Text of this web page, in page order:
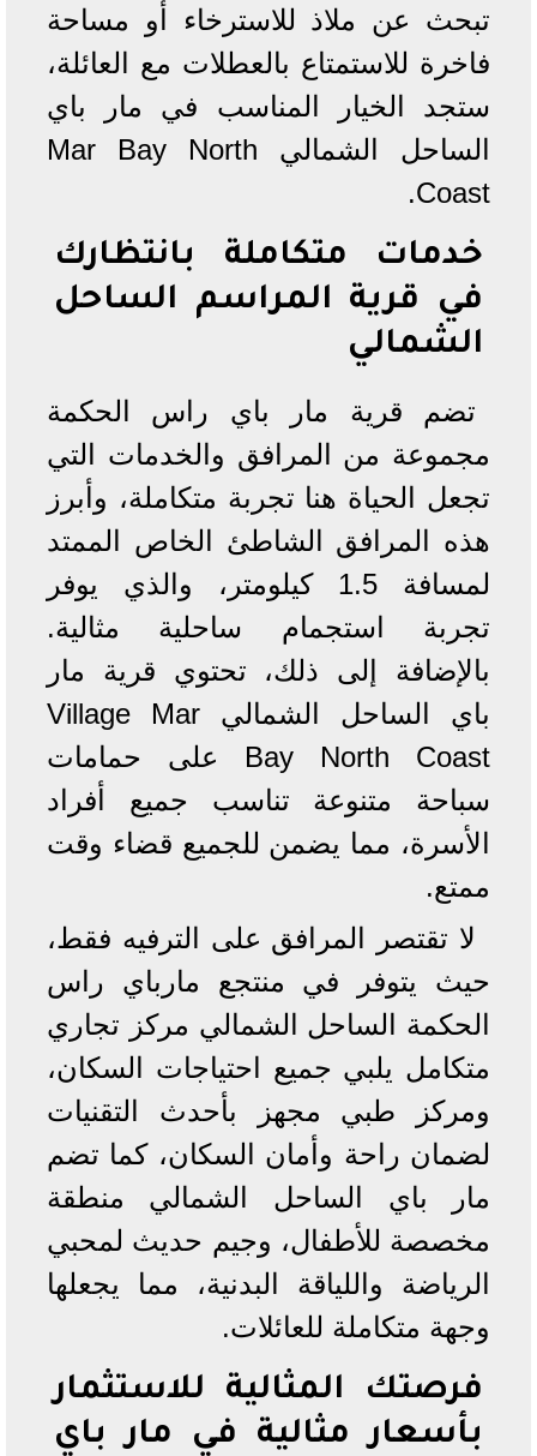
تبحث عن ملاذ للاسترخاء أو مساحة
فاخرة للاستمتاع بالعطلات مع العائلة،
ستجد الخيار المناسب في مار باي
الساحل الشمالي Mar Bay North
Coast.
خدمات متكاملة بانتظارك
في قرية المراسم الساحل
الشمالي
تضم قرية مار باي راس الحكمة
مجموعة من المرافق والخدمات التي
تجعل الحياة هنا تجربة متكاملة، وأبرز
هذه المرافق الشاطئ الخاص الممتد
لمسافة 1.5 كيلومتر، والذي يوفر
تجربة استجمام ساحلية مثالية.
بالإضافة إلى ذلك، تحتوي قرية مار
باي الساحل الشمالي Village Mar
Bay North Coast على حمامات
سباحة متنوعة تناسب جميع أفراد
الأسرة، مما يضمن للجميع قضاء وقت
ممتع.
لا تقتصر المرافق على الترفيه فقط،
حيث يتوفر في منتجع مارباي راس
الحكمة الساحل الشمالي مركز تجاري
متكامل يلبي جميع احتياجات السكان،
ومركز طبي مجهز بأحدث التقنيات
لضمان راحة وأمان السكان، كما تضم
مار باي الساحل الشمالي منطقة
مخصصة للأطفال، وجيم حديث لمحبي
الرياضة واللياقة البدنية، مما يجعلها
وجهة متكاملة للعائلات.
فرصتك المثالية للاستثمار
بأسعار مثالية في مار باي